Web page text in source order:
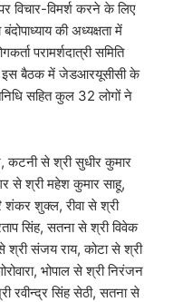
विचार-विमर्श करने के लिए
की अध्यक्षता में
परामर्शदात्री समिति
इस बैठक में जेडआरयूसीसी के
सहित कुल 32 लोगों ने
कटनी से श्री सुधीर कुमार
से श्री महेश कुमार साहू,
शंकर शुक्ल, रीवा से श्री
सिंह, सतना से श्री विवेक
संजय राय, कोटा से श्री
भोपाल से श्री निरंजन
रवीन्द्र सिंह सेठी, सतना से